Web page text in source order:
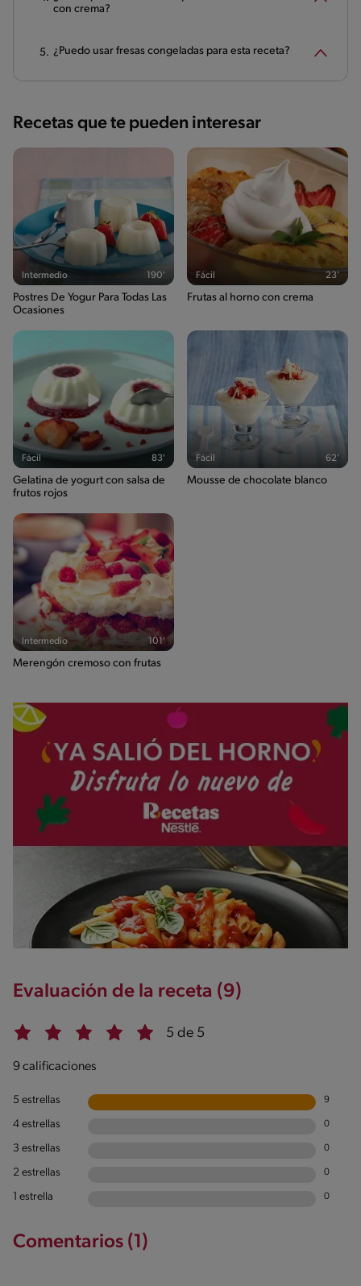
con crema?
¿Puedo usar fresas congeladas para esta receta?
Recetas que te pueden interesar
Intermedio 190'
Postres De Yogur Para Todas Las
Ocasiones
Fácil 23'
Frutas al horno con crema
Fácil 83'
Gelatina de yogurt con salsa de
frutos rojos
Fácil 62'
Mousse de chocolate blanco
Intermedio 101'
Merengón cremoso con frutas
Evaluación de la receta (9)
5 de 5
9 calificaciones
5 estrellas 9
4 estrellas 0
3 estrellas 0
2 estrellas 0
1 estrella 0
Comentarios (1)